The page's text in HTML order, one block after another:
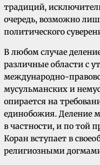
традиций,
очередь, возможно
политического
В любом случае
различные области с
международно-
мусульманских и
опирается на
единобожия. Деление
в частности, и по той
Коран вступает в
религиозными